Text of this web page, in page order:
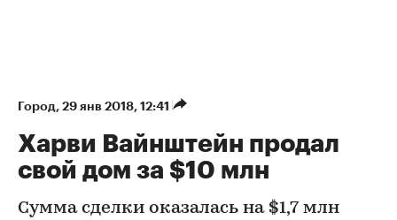
Город⁠, 29 янв 2018, 12:41
Харви Вайнштейн продал
свой дом за $10 млн
Сумма сделки оказалась на $1,7 млн